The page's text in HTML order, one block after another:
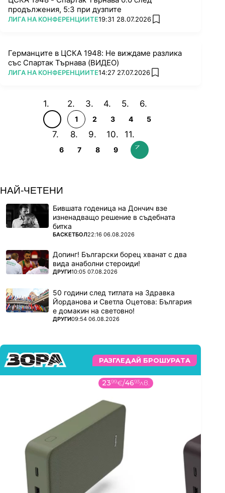
продължения, 5:3 при дузпите
ПОВЕЧЕ ОТ
ЛИГА НА КОНФЕРЕНЦИИТЕ19:31 28.07.2026 add favorites
Германците в ЦСКА 1948: Не виждаме разлика
със Спартак Търнава (ВИДЕО)
ПОВЕЧЕ ОТ
ЛИГА НА КОНФЕРЕНЦИИТЕ14:27 27.07.2026 add favorites
1 2 3 4 5
6 7 8 9
НАЙ-ЧЕТЕНИ
Бившата годеница на Дончич взе
изненадващо решение в съдебната
битка
ПОВЕЧЕ ОТ
БАСКЕТБОЛ22:16 06.08.2026
Допинг! Български борец хванат с два
вида анаболни стероиди!
ПОВЕЧЕ ОТ
ДРУГИ10:05 07.08.2026
50 години след титлата на Здравка
Йорданова и Светла Оцетова: България
е домакин на световно!
ПОВЕЧЕ ОТ
ДРУГИ09:54 06.08.2026
РАЗГЛЕДАЙ БРОШУРАТА
2399€/4693лв.